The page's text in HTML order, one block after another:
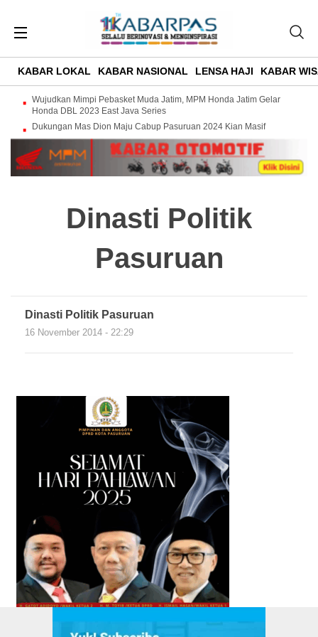
KABAR LOKAL KABAR NASIONAL LENSA HAJI KABAR
Wujudkan Mimpi Pebasket Muda Jatim, MPM Honda Jatim Gelar
Honda DBL 2023 East Java Series
Dukungan Mas Dion Maju Cabup Pasuruan 2024 Kian Masif
Dinasti Politik
Pasuruan
Dinasti Politik Pasuruan
16 November 2014 - 22:29